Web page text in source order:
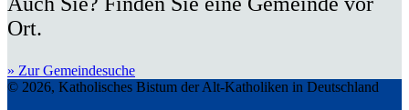
Ort.
» Zur Gemeindesuche
© 2026, Katholisches Bistum der Alt-Katholiken in Deutschland